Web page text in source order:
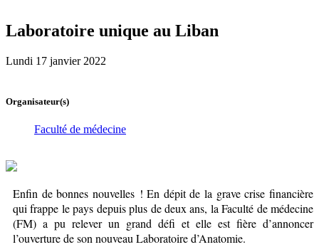
Laboratoire unique au Liban
Lundi 17 janvier 2022
Organisateur(s)
Faculté de médecine
Enfin de bonnes nouvelles ! En dépit de la grave crise financière
qui frappe le pays depuis plus de deux ans, la Faculté de médecine
(FM) a pu relever un grand défi et elle est fière d’annoncer
l’ouverture de son nouveau Laboratoire d’Anatomie.